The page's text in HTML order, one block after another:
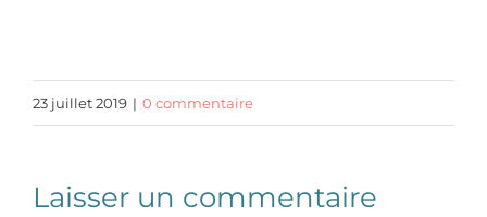
23 juillet 2019 | 0 commentaire
Laisser un commentaire